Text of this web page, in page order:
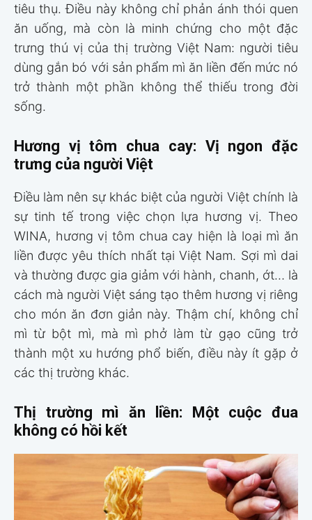
tiêu thụ. Điều này không chỉ phản ánh thói quen
ăn uống, mà còn là minh chứng cho một đặc
trưng thú vị của thị trường Việt Nam: người tiêu
dùng gắn bó với sản phẩm mì ăn liền đến mức nó
trở thành một phần không thể thiếu trong đời
sống.
Hương vị tôm chua cay: Vị ngon đặc
trưng của người Việt
Điều làm nên sự khác biệt của người Việt chính là
sự tinh tế trong việc chọn lựa hương vị. Theo
WINA, hương vị tôm chua cay hiện là loại mì ăn
liền được yêu thích nhất tại Việt Nam. Sợi mì dai
và thường được gia giảm với hành, chanh, ớt… là
cách mà người Việt sáng tạo thêm hương vị riêng
cho món ăn đơn giản này. Thậm chí, không chỉ
mì từ bột mì, mà mì phở làm từ gạo cũng trở
thành một xu hướng phổ biến, điều này ít gặp ở
các thị trường khác.
Thị trường mì ăn liền: Một cuộc đua
không có hồi kết